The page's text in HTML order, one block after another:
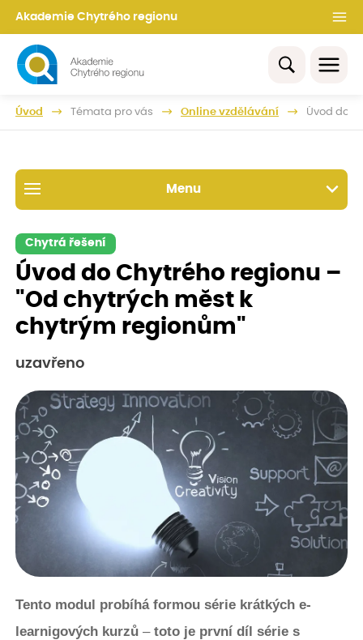
Akademie Chytrého regionu
Úvod Témata pro vás Online vzdělávání Úvod do
Menu
Chytrá řešení
Úvod do Chytrého regionu –
"Od chytrých měst k
chytrým regionům"
uzavřeno
Tento modul probíhá formou série krátkých e-
learnigových kurzů –toto je první díl série s